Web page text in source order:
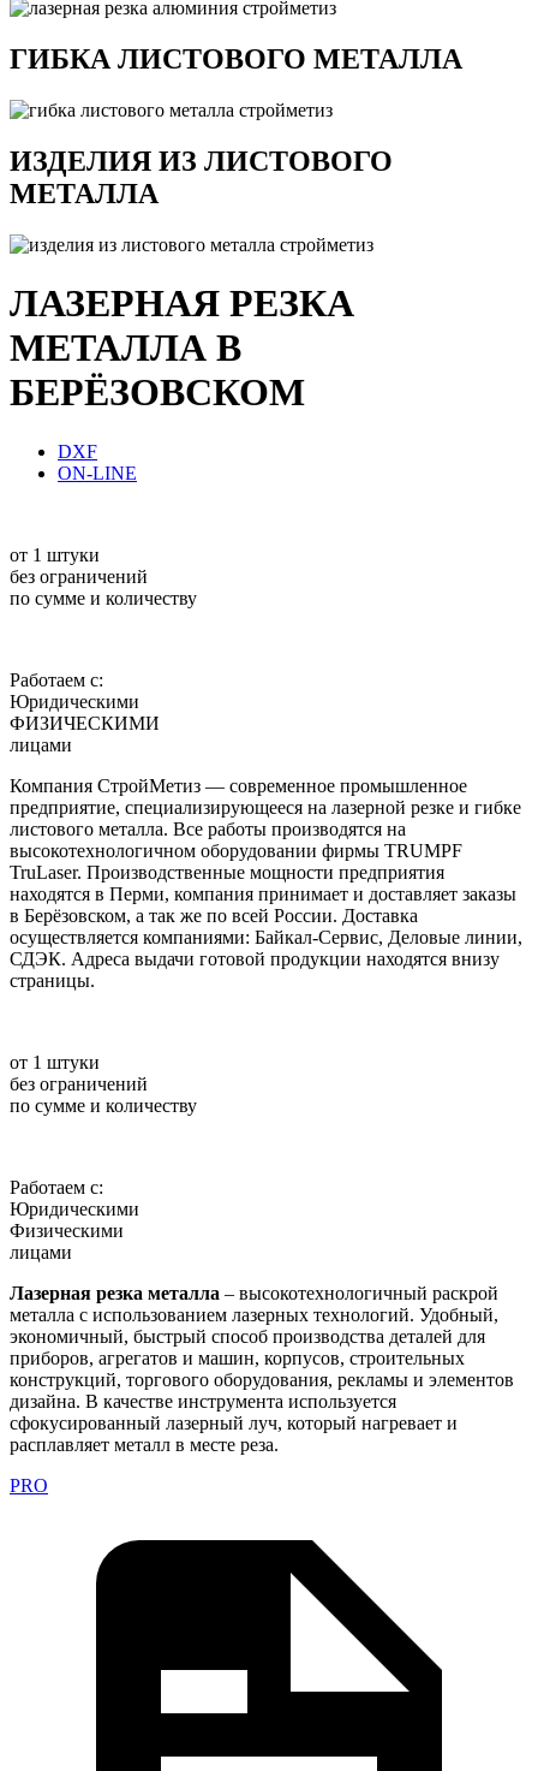
ГИБКА ЛИСТОВОГО МЕТАЛЛА
ИЗДЕЛИЯ ИЗ ЛИСТОВОГО
МЕТАЛЛА
ЛАЗЕРНАЯ РЕЗКА
МЕТАЛЛА В
БЕРЁЗОВСКОМ
DXF
ON-LINE
от 1 штуки
без ограничений
по сумме и количеству
Работаем с:
Юридическими
ФИЗИЧЕСКИМИ
лицами
Компания СтройМетиз — современное промышленное
предприятие, специализирующееся на лазерной резке и гибке
листового металла. Все работы производятся на
высокотехнологичном оборудовании фирмы TRUMPF
TruLaser. Производственные мощности предприятия
находятся в Перми, компания принимает и доставляет заказы
в Берёзовском, а так же по всей России. Доставка
осуществляется компаниями: Байкал-Сервис, Деловые линии,
СДЭК. Адреса выдачи готовой продукции находятся внизу
страницы.
от 1 штуки
без ограничений
по сумме и количеству
Работаем с:
Юридическими
Физическими
лицами
Лазерная резка металла – высокотехнологичный раскрой
металла с использованием лазерных технологий. Удобный,
экономичный, быстрый способ производства деталей для
приборов, агрегатов и машин, корпусов, строительных
конструкций, торгового оборудования, рекламы и элементов
дизайна. В качестве инструмента используется
сфокусированный лазерный луч, который нагревает и
расплавляет металл в месте реза.
PRO